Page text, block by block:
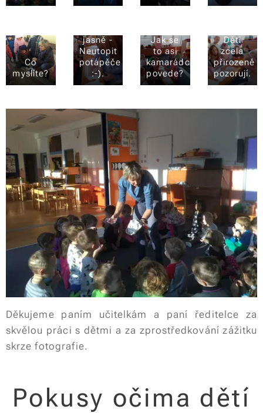
Co
myslíte?
jasně -
Neutopit
potápěče
:-).
Jak se
to asi
kamarádce
povede?
Děti
zcela
přirozeně
pozorují.
Děkujeme paním učitelkám a paní ředitelce za
skvělou práci s dětmi a za zprostředkování zážitku
skrze fotografie.
Pokusy očima dětí